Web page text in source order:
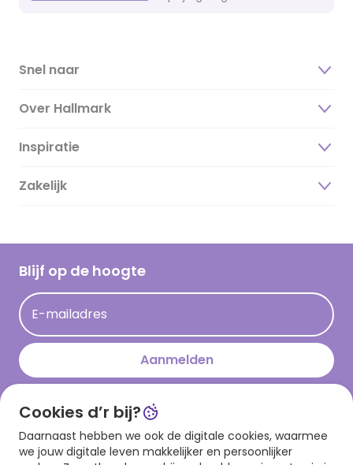
Snel naar
Over Hallmark
Over ons
Duurzaamheid
Hallmark Kaartclub
Acties
Persberichten
Hallmark en Kinderpostzegels
Inspiratie
Magazine
Cadeau inspiratie
Kaartinspiratie
Zakelijk
Blijf op de hoogte
E-mailadres
Aanmelden
Download onze app
Cookies d’r bij?
Daarnaast hebben we ook de digitale cookies, waarmee
we jouw digitale leven makkelijker en persoonlijker